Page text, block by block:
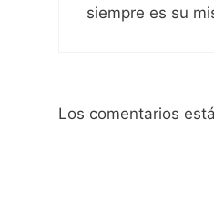
siempre es su
Los comentarios